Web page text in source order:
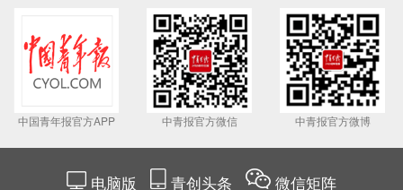
中国青年报官方APP 中青报官方微信 中青报官方微博
电脑版 青创头条 微信矩阵